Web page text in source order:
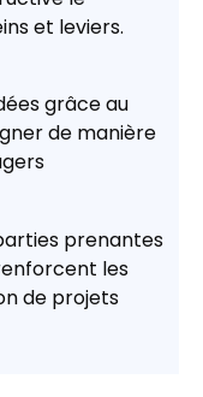
et leviers.
grâce au
de manière
prenantes
les
de projets